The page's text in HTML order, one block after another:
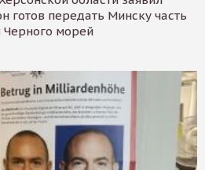
готов передать Минску часть
Черного морей